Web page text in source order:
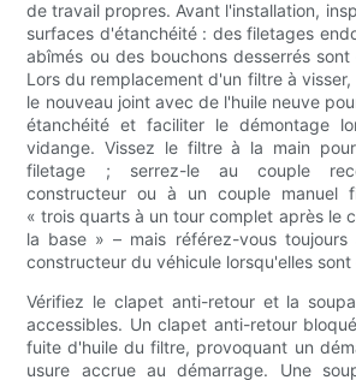
de travail propres. Avant l'installation,
surfaces d'étanchéité : des filetages
abîmés ou des bouchons desserrés
Lors du remplacement d'un filtre à
le nouveau joint avec de l'huile neuve
étanchéité et faciliter le démontage
vidange. Vissez le filtre à la main
filetage ; serrez-le au couple
constructeur ou à un couple manuel
« trois quarts à un tour complet après le
la base » – mais référez-vous toujours
constructeur du véhicule lorsqu'elles sont
Vérifiez le clapet anti-retour et la
accessibles. Un clapet anti-retour
fuite d'huile du filtre, provoquant un
usure accrue au démarrage. Une